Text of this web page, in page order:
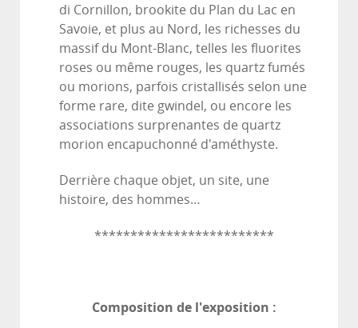
di Cornillon, brookite du Plan du Lac en
Savoie, et plus au Nord, les richesses du
massif du Mont-Blanc, telles les fluorites
roses ou même rouges, les quartz fumés
ou morions, parfois cristallisés selon une
forme rare, dite gwindel, ou encore les
associations surprenantes de quartz
morion encapuchonné d'améthyste.
Derrière chaque objet, un site, une
histoire, des hommes…
*************************
Composition de l'exposition :